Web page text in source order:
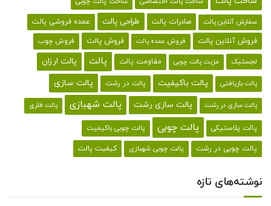
سفارش آنلاین پالت صادرات پالت طراحی پالت عمده فروشی پالت
فروش آنلاین پالت فروش عمده پالت فروش پالت فروش چوب
لجستیک مزیت پالت چوبی مقاومت پالت پالت پالت ارزان
پالت بازیافتی پالت باکیفیت پالت در رشت پالت سازی
پالت سازی در رشت پالت سازی رشت پالت شهبازی پالت فلزی
پالت پلاستیکی پالت چوبی پالت چوبی باکیفیت
پالت چوبی در رشت پالت چوبی شهبازی کیفیت پالت
نوشته‌های تازه